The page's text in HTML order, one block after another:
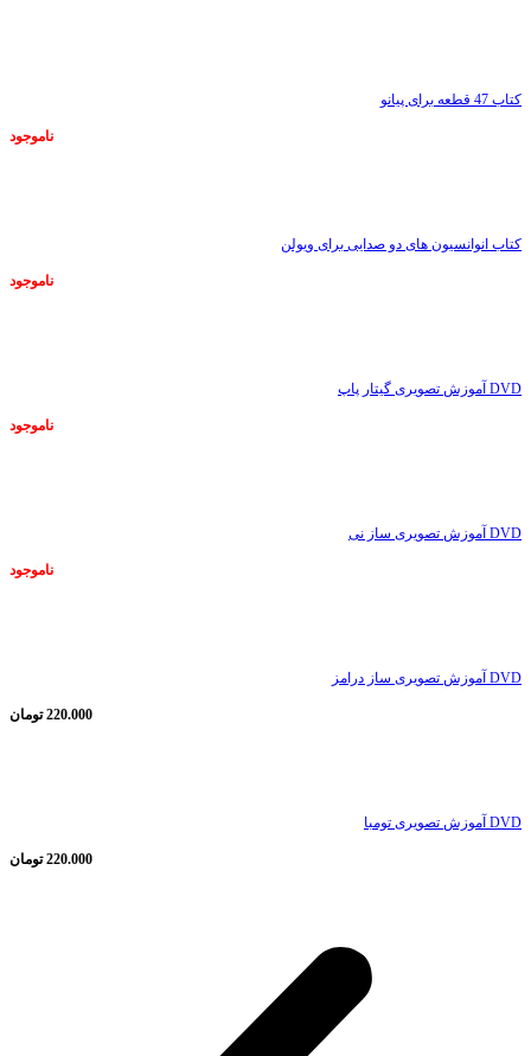
کتاب 47 قطعه برای پیانو
ناموجود
کتاب انوانسیون های دو صدایی برای ویولن
ناموجود
DVD آموزش تصویری گیتار پاپ
ناموجود
DVD آموزش تصویری ساز نی
ناموجود
DVD آموزش تصویری ساز درامز
220.000 تومان
DVD آموزش تصویری تومبا
220.000 تومان